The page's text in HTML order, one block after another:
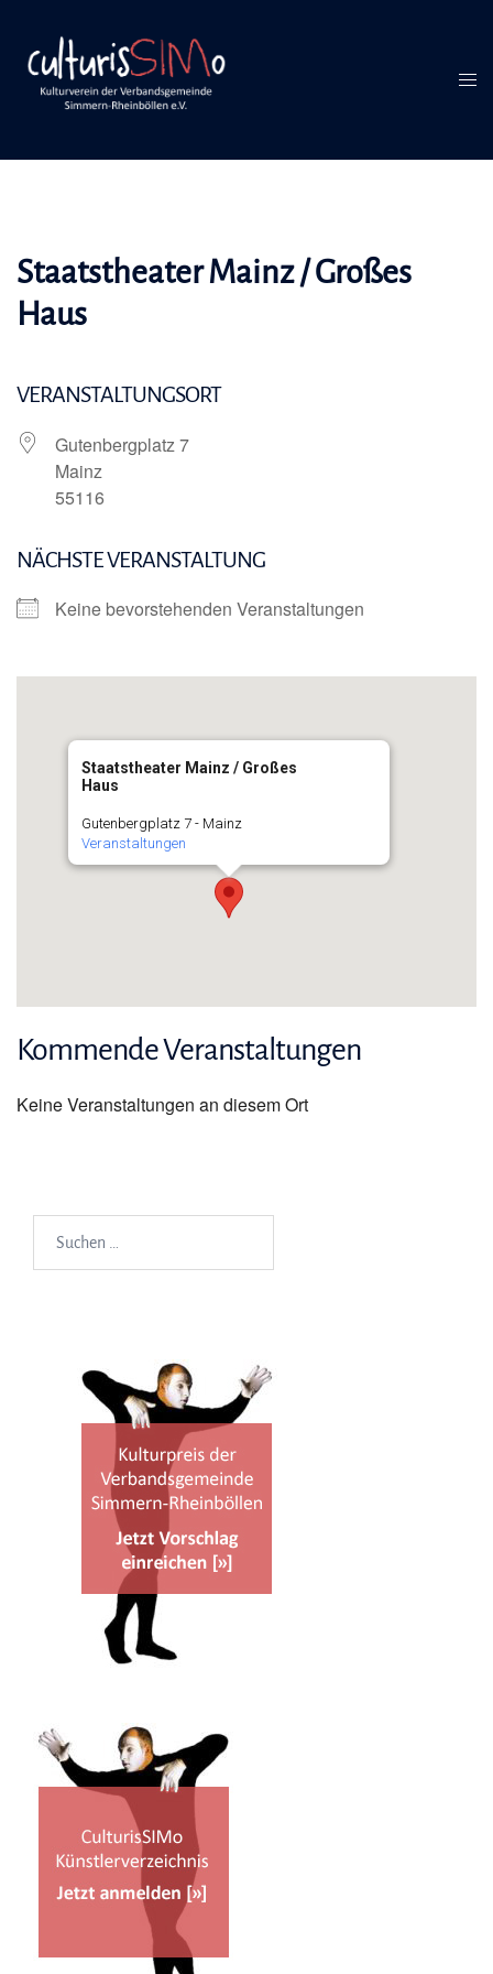
springen
Staatstheater Mainz / Großes
Haus
VERANSTALTUNGSORT
Gutenbergplatz 7
Mainz
55116
NÄCHSTE VERANSTALTUNG
Keine bevorstehenden Veranstaltungen
Staatstheater Mainz / Großes
Haus
Gutenbergplatz 7 - Mainz
Veranstaltungen
Kommende Veranstaltungen
Keine Veranstaltungen an diesem Ort